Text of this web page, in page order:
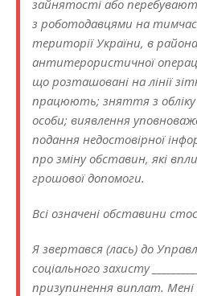
зайнятості або
з роботодавцями на
території України, в
антитерористичної
що розташовані на лінії
працюють; зняття з
особи; виявлення
подання недостовірної
про зміну обставин, які
грошової допомоги.
Всі означені обставини
Я звертався (лась) до
соціального захисту
призупинення виплат. Мені